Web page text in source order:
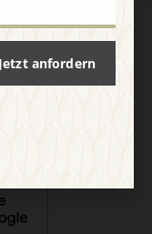
Jetzt anfordern